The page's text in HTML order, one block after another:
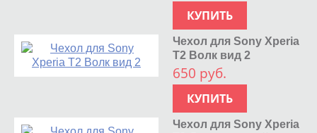
КУПИТЬ
Чехол для Sony Xperia
T2 Волк вид 2
650 руб.
КУПИТЬ
Чехол для Sony Xperia